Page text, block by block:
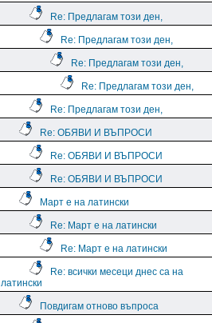
Re: Предлагам този ден,
Re: Предлагам този ден,
Re: Предлагам този ден,
Re: Предлагам този ден,
Re: Предлагам този ден,
Re: ОБЯВИ И ВЪПРОСИ
Re: ОБЯВИ И ВЪПРОСИ
Re: ОБЯВИ И ВЪПРОСИ
Март е на латински
Re: Март е на латински
Re: Март е на латински
Re: всички месеци днес са на
латински
Повдигам отново въпроса